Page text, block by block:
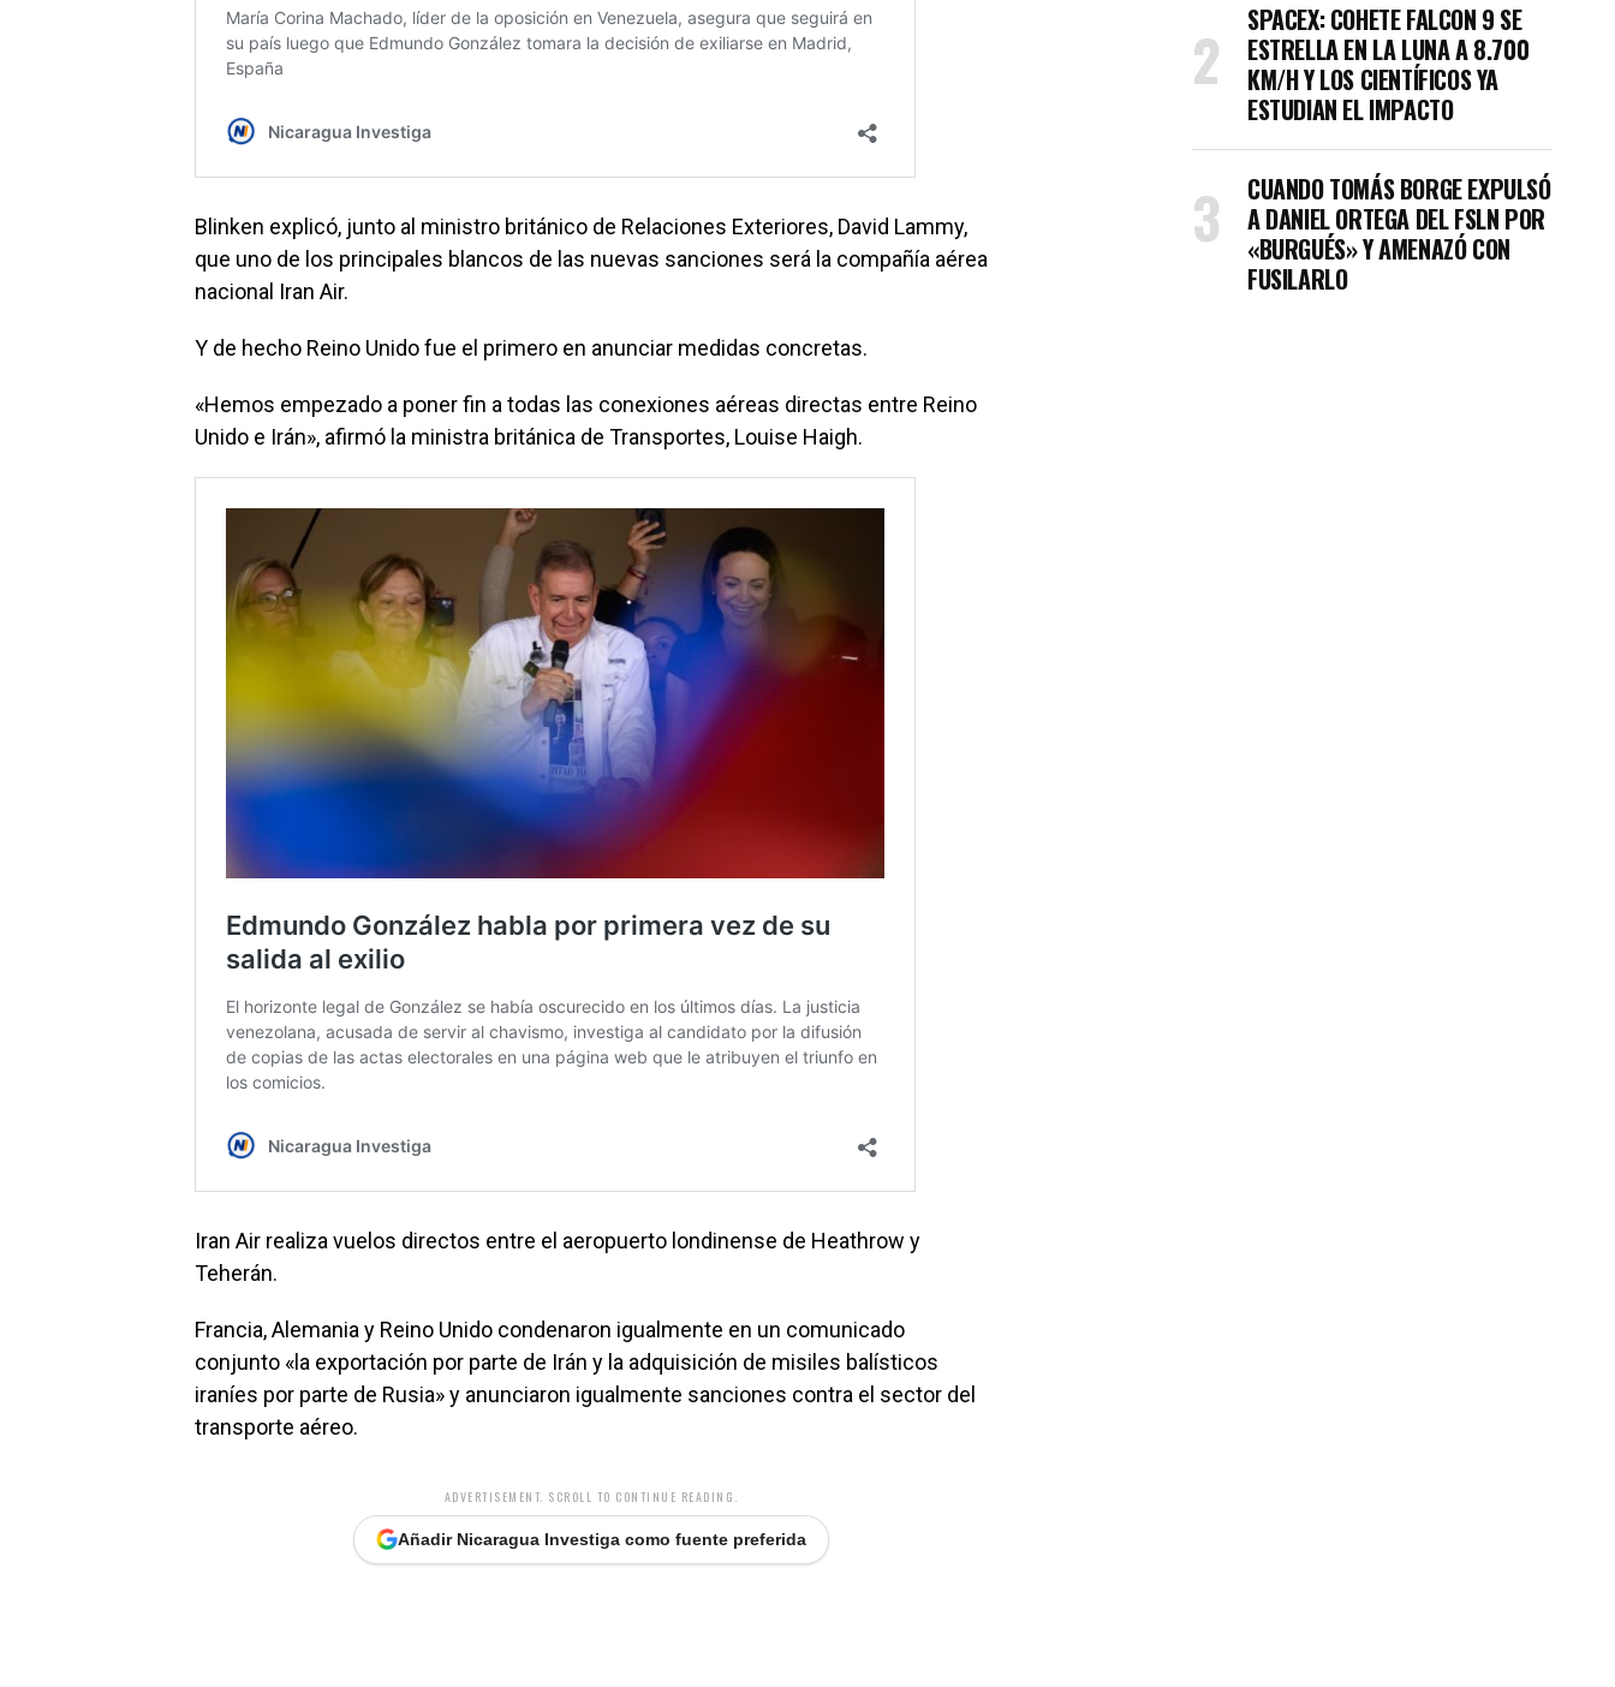
Blinken explicó, junto al ministro británico de Relaciones Exteriores, David Lammy,
que uno de los principales blancos de las nuevas sanciones será la compañía aérea
nacional Iran Air.
Y de hecho Reino Unido fue el primero en anunciar medidas concretas.
«Hemos empezado a poner fin a todas las conexiones aéreas directas entre Reino
Unido e Irán», afirmó la ministra británica de Transportes, Louise Haigh.
Iran Air realiza vuelos directos entre el aeropuerto londinense de Heathrow y
Teherán.
Francia, Alemania y Reino Unido condenaron igualmente en un comunicado
conjunto «la exportación por parte de Irán y la adquisición de misiles balísticos
iraníes por parte de Rusia» y anunciaron igualmente sanciones contra el sector del
transporte aéreo.
ADVERTISEMENT. SCROLL TO CONTINUE READING.
Añadir Nicaragua Investiga como fuente preferida
SPACEX: COHETE FALCON 9 SE
ESTRELLA EN LA LUNA A 8.700
KM/H Y LOS CIENTÍFICOS YA
ESTUDIAN EL IMPACTO
CUANDO TOMÁS BORGE EXPULSÓ
A DANIEL ORTEGA DEL FSLN POR
«BURGUÉS» Y AMENAZÓ CON
FUSILARLO